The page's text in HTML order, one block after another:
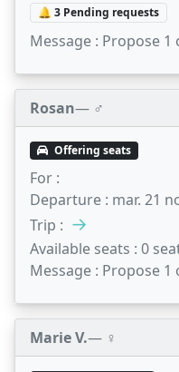
🔔 3 Pending requests
Message : Propose 1
Rosan— ♂️
Offering seats
For :
Departure : mar. 21
Trip : →
Available seats : 0
Message : Propose 1
Marie V.— ♀️